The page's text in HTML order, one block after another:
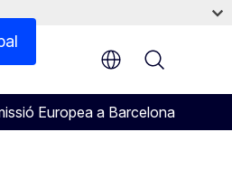
Europea a Barcelona